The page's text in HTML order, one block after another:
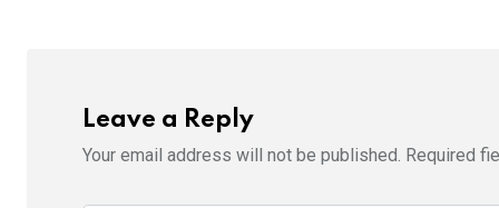
Leave a Reply
Your email address will not be published. Required